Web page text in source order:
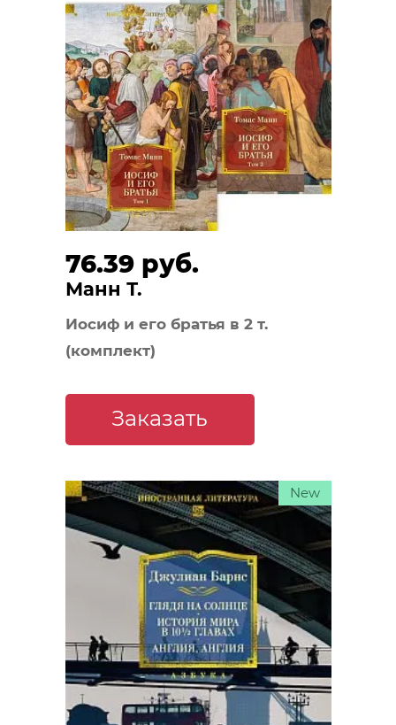
76.39 руб.
Манн Т.
Иосиф и его братья в 2 т.
(комплект)
Заказать
New